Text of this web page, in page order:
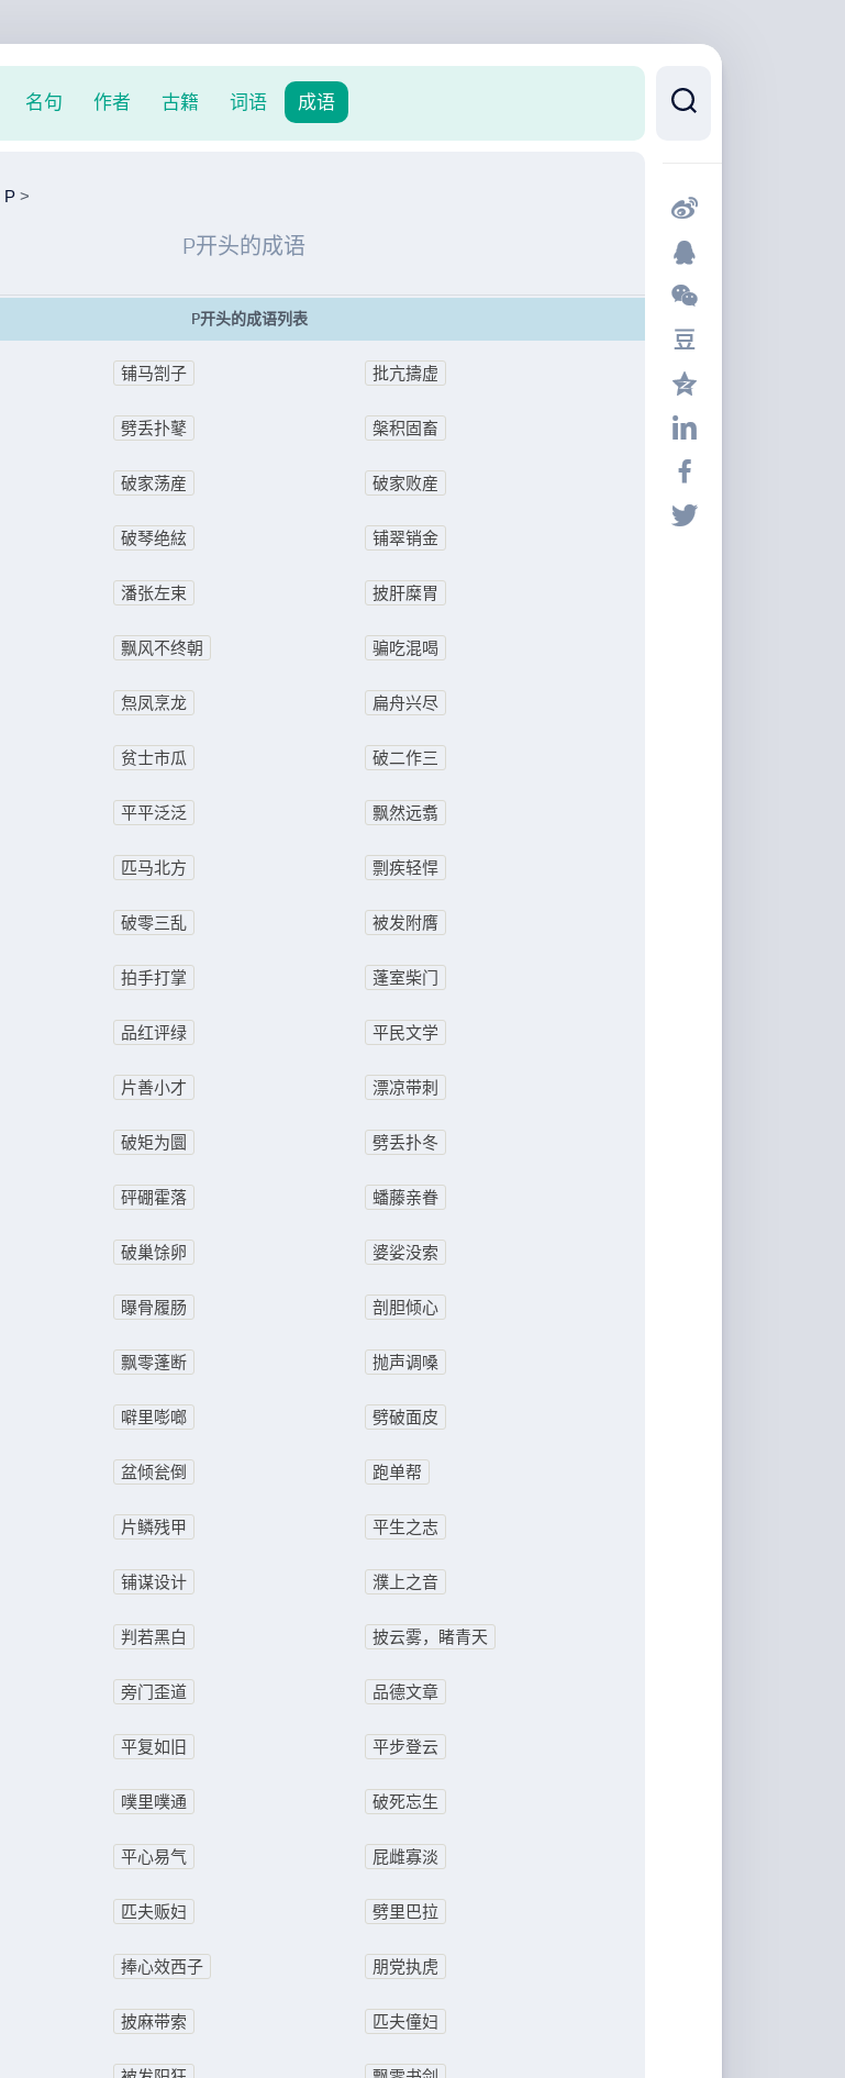
名句 作者 古籍 词语 成语
P >
P开头的成语
P开头的成语列表
铺马劄子 批亢擣虚
劈丢扑鼕 槃积固畜
破家荡産 破家败産
破琴绝絃 铺翠销金
潘张左束 披肝糜胃
飘风不终朝 骗吃混喝
炰凤烹龙 扁舟兴尽
贫士市瓜 破二作三
平平泛泛 飘然远翥
匹马北方 剽疾轻悍
破零三乱 被发附膺
拍手打掌 蓬室柴门
品红评绿 平民文学
片善小才 漂凉带刺
破矩为圜 劈丢扑冬
砰硼霍落 蟠藤亲眷
破巢馀卵 婆娑没索
曝骨履肠 剖胆倾心
飘零蓬断 抛声调嗓
噼里嘭啷 劈破面皮
盆倾瓮倒 跑单帮
片鳞残甲 平生之志
铺谋设计 濮上之音
判若黑白 披云雾，睹青天
旁门歪道 品德文章
平复如旧 平步登云
噗里噗通 破死忘生
平心易气 屁雌寡淡
匹夫贩妇 劈里巴拉
捧心效西子 朋党执虎
披麻带索 匹夫僮妇